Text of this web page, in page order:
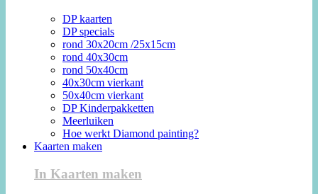
DP kaarten
DP specials
rond 30x20cm /25x15cm
rond 40x30cm
rond 50x40cm
40x30cm vierkant
50x40cm vierkant
DP Kinderpakketten
Meerluiken
Hoe werkt Diamond painting?
Kaarten maken
In Kaarten maken